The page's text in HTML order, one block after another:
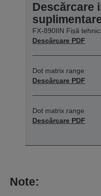
Descărcare
FX-890IIN Fișă
Descărcare PDF
Dot matrix range
Descărcare PDF
Dot matrix range
Descărcare PDF
Note: